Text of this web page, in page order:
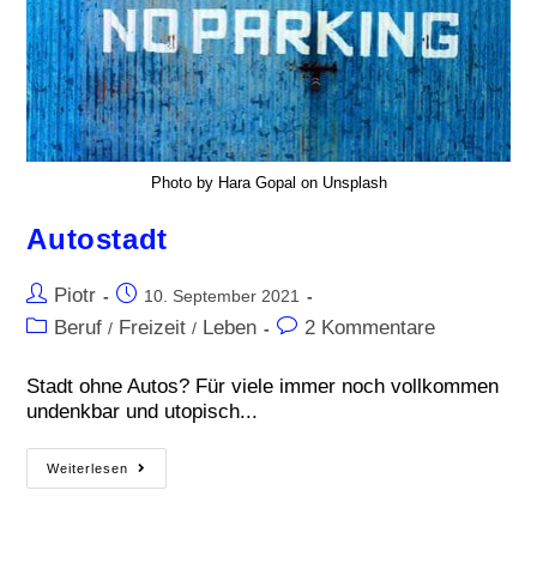
Photo by Hara Gopal on Unsplash
Autostadt
Piotr 10. September 2021
Beruf / Freizeit / Leben 2 Kommentare
Stadt ohne Autos? Für viele immer noch vollkommen
undenkbar und utopisch...
Weiterlesen